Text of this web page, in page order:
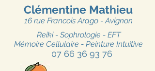
Clémentine Mathieu
Reiki - Sophrologie - EFT
Mémoire Cellulaire - Peinture Intuitive
07 66 36 93 76
16 rue Francois Arago - Avignon